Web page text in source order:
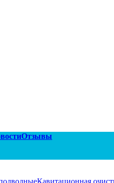
Отзывы
Кавитационная